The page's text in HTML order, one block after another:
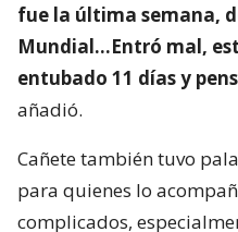
fue la última semana,
Mundial…Entró mal,
entubado 11 días y
añadió.
Cañete también tuvo
para quienes lo
complicados,